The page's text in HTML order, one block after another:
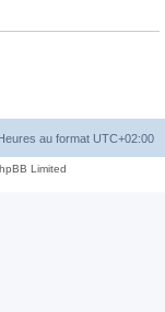
au format UTC+02:00
Limited